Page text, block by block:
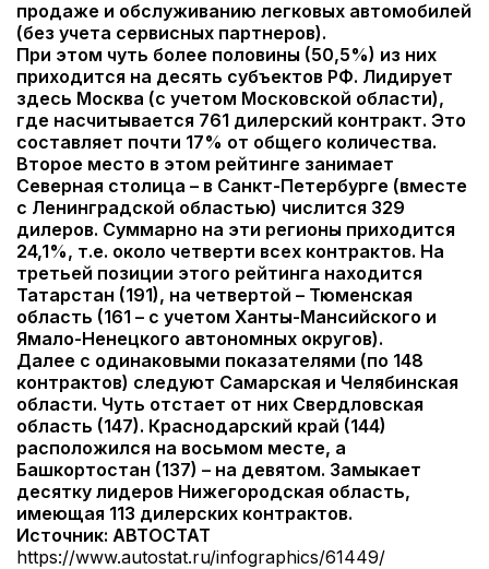
продаже и обслуживанию легковых автомобилей
(без учета сервисных партнеров).
При этом чуть более половины (50,5%) из них
приходится на десять субъектов РФ. Лидирует
здесь Москва (с учетом Московской области),
где насчитывается 761 дилерский контракт. Это
составляет почти 17% от общего количества.
Второе место в этом рейтинге занимает
Северная столица – в Санкт-Петербурге (вместе
с Ленинградской областью) числится 329
дилеров. Суммарно на эти регионы приходится
24,1%, т.е. около четверти всех контрактов. На
третьей позиции этого рейтинга находится
Татарстан (191), на четвертой – Тюменская
область (161 – с учетом Ханты-Мансийского и
Ямало-Ненецкого автономных округов).
Далее с одинаковыми показателями (по 148
контрактов) следуют Самарская и Челябинская
области. Чуть отстает от них Свердловская
область (147). Краснодарский край (144)
расположился на восьмом месте, а
Башкортостан (137) – на девятом. Замыкает
десятку лидеров Нижегородская область,
имеющая 113 дилерских контрактов.
Источник: АВТОСТАТ
https://www.autostat.ru/infographics/61449/